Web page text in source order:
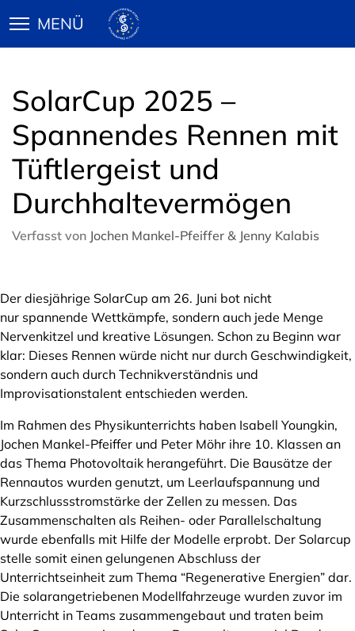
SolarCup 2025 –
Spannendes Rennen mit
Tüftlergeist und
Durchhaltevermögen
Verfasst von Jochen Mankel-Pfeiffer & Jenny Kalabis
Der diesjährige SolarCup am 26. Juni bot nicht
nur spannende Wettkämpfe, sondern auch jede Menge
Nervenkitzel und kreative Lösungen. Schon zu Beginn war
klar: Dieses Rennen würde nicht nur durch Geschwindigkeit,
sondern auch durch Technikverständnis und
Improvisationstalent entschieden werden.
Im Rahmen des Physikunterrichts haben Isabell Youngkin,
Jochen Mankel-Pfeiffer und Peter Möhr ihre 10. Klassen an
das Thema Photovoltaik herangeführt. Die Bausätze der
Rennautos wurden genutzt, um Leerlaufspannung und
Kurzschlussstromstärke der Zellen zu messen. Das
Zusammenschalten als Reihen- oder Parallelschaltung
wurde ebenfalls mit Hilfe der Modelle erprobt. Der Solarcup
stelle somit einen gelungenen Abschluss der
Unterrichtseinheit zum Thema “Regenerative Energien” dar.
Die solarangetriebenen Modellfahrzeuge wurden zuvor im
Unterricht in Teams zusammengebaut und traten beim